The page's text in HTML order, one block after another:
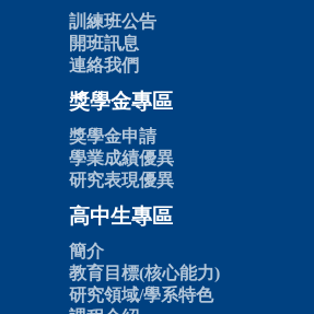
訓練班公告
開班訊息
連絡我們
獎學金專區
獎學金申請
學業成績優異
研究表現優異
高中生專區
簡介
教育目標(核心能力)
研究領域/學系特色